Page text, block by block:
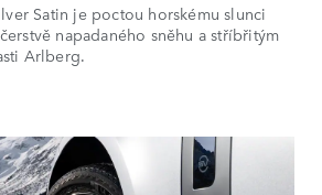
Satin je poctou horskému slunci
napadaného sněhu a stříbřitým
Arlberg.